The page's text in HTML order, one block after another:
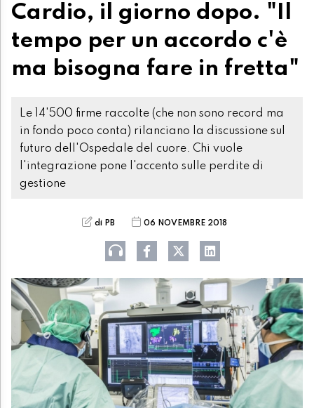
Cardio, il giorno dopo. "Il
tempo per un accordo c'è
ma bisogna fare in fretta"
Le 14'500 firme raccolte (che non sono record ma
in fondo poco conta) rilanciano la discussione sul
futuro dell'Ospedale del cuore. Chi vuole
l'integrazione pone l'accento sulle perdite di
gestione
di PB 06 NOVEMBRE 2018